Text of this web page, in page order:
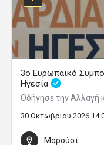
3ο Ευρωπαϊκό
Ηγεσία
Οδήγησε την Αλλαγή
30 Οκτωβρίου 2026
Μαρούσι